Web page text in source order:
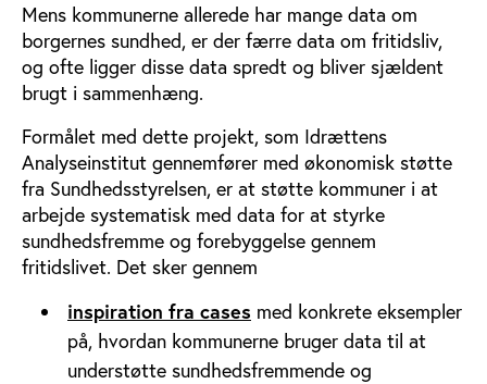
Mens kommunerne allerede har mange data om
borgernes sundhed, er der færre data om fritidsliv,
og ofte ligger disse data spredt og bliver sjældent
brugt i sammenhæng.
Formålet med dette projekt, som Idrættens
Analyseinstitut gennemfører med økonomisk støtte
fra Sundhedsstyrelsen, er at støtte kommuner i at
arbejde systematisk med data for at styrke
sundhedsfremme og forebyggelse gennem
fritidslivet. Det sker gennem
inspiration fra cases med konkrete eksempler
på, hvordan kommunerne bruger data til at
understøtte sundhedsfremmende og